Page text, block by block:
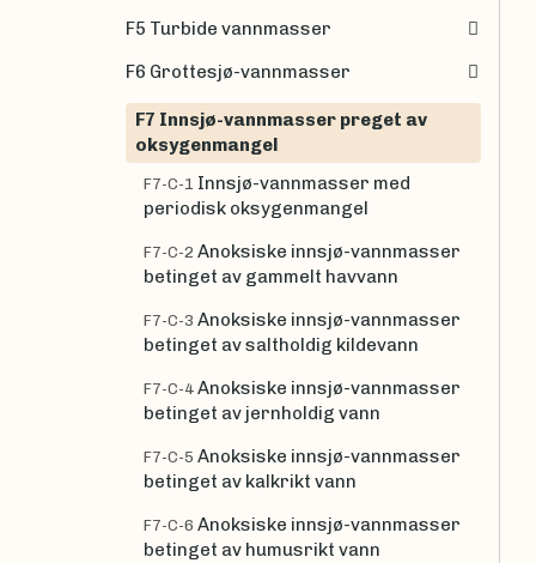
F5 Turbide vannmasser
F6 Grottesjø-vannmasser
F7 Innsjø-vannmasser preget av
oksygenmangel
F7-C-1 Innsjø-vannmasser med
periodisk oksygenmangel
F7-C-2 Anoksiske innsjø-vannmasser
betinget av gammelt havvann
F7-C-3 Anoksiske innsjø-vannmasser
betinget av saltholdig kildevann
F7-C-4 Anoksiske innsjø-vannmasser
betinget av jernholdig vann
F7-C-5 Anoksiske innsjø-vannmasser
betinget av kalkrikt vann
F7-C-6 Anoksiske innsjø-vannmasser
betinget av humusrikt vann